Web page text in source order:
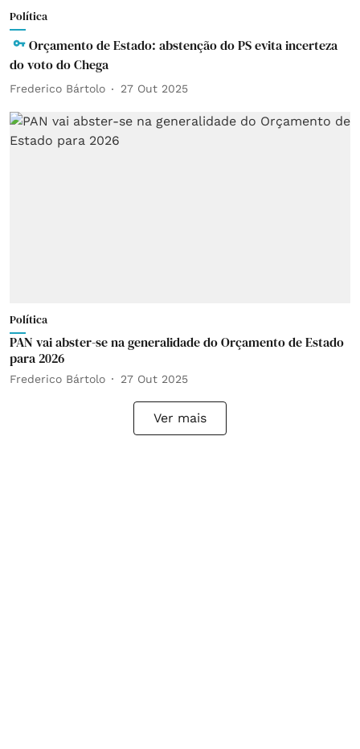
Política
Orçamento de Estado: abstenção do PS evita incerteza
do voto do Chega
Frederico Bártolo 27 Out 2025
Política
PAN vai abster-se na generalidade do Orçamento de Estado
para 2026
Frederico Bártolo 27 Out 2025
Ver mais